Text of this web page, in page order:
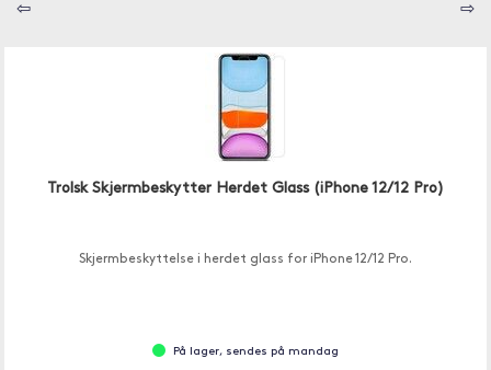
⇦ ⇨
Trolsk Skjermbeskytter Herdet Glass (iPhone 12/12 Pro)
Skjermbeskyttelse i herdet glass for iPhone 12/12 Pro.
På lager, sendes på mandag